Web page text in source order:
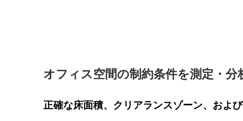
オフィス空間の制約条件を測定・分
正確な床面積、クリアランスゾーン、およ